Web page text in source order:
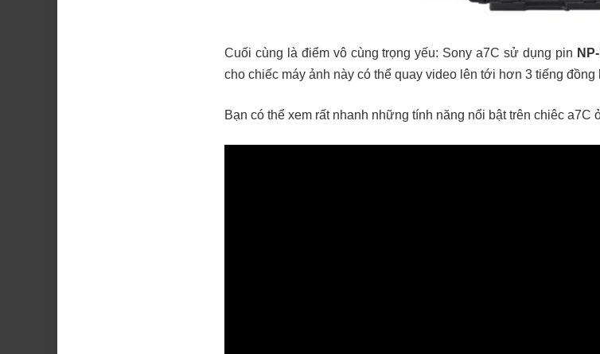
Cuối cùng là điểm vô cùng trọng yếu: Sony a7C sử dụng pin
cho chiếc máy ảnh này có thể quay video lên tới hơn 3 tiếng đồng
Bạn có thể xem rất nhanh những tính năng nổi bật trên chiêc a7C